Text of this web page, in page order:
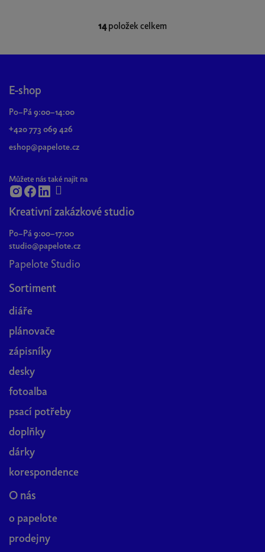
O
l
ý
14položek celkem
E-shop
Po–Pá 9:00–14:00
+420 773 069 426
eshop@papelote.cz
Můžete nás také najít na
Kreativní zakázkové studio
Po–Pá 9:00–17:00
studio@papelote.cz
Papelote Studio
Sortiment
diáře
plánovače
zápisníky
desky
fotoalba
psací potřeby
doplňky
dárky
korespondence
O nás
o papelote
prodejny